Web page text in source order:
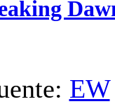
EW